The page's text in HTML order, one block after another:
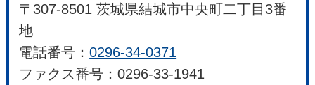
〒307-8501 茨城県結城市中央町二丁目3番
地
電話番号：0296-34-0371
ファクス番号：0296-33-1941